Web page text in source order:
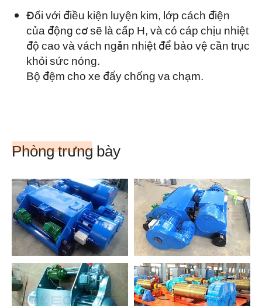
Đối với điều kiện luyện kim, lớp cách điện
của động cơ sẽ là cấp H, và có cáp chịu nhiệt
độ cao và vách ngăn nhiệt để bảo vệ cần trục
khỏi sức nóng.
Bộ đệm cho xe đẩy chống va chạm.
Phòng trưng bày